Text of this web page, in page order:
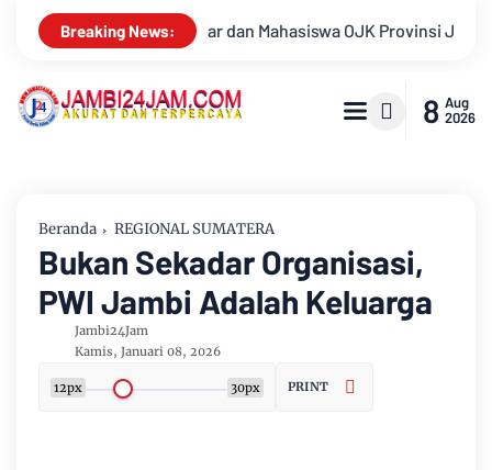
Breaking News:
Jambi 2026, Unjuk Kreativitas di Taman Banjuran
8 Aug
2026
Beranda REGIONAL SUMATERA
Bukan Sekadar Organisasi,
PWI Jambi Adalah Keluarga
Jambi24Jam
Kamis, Januari 08, 2026
12px 30px PRINT